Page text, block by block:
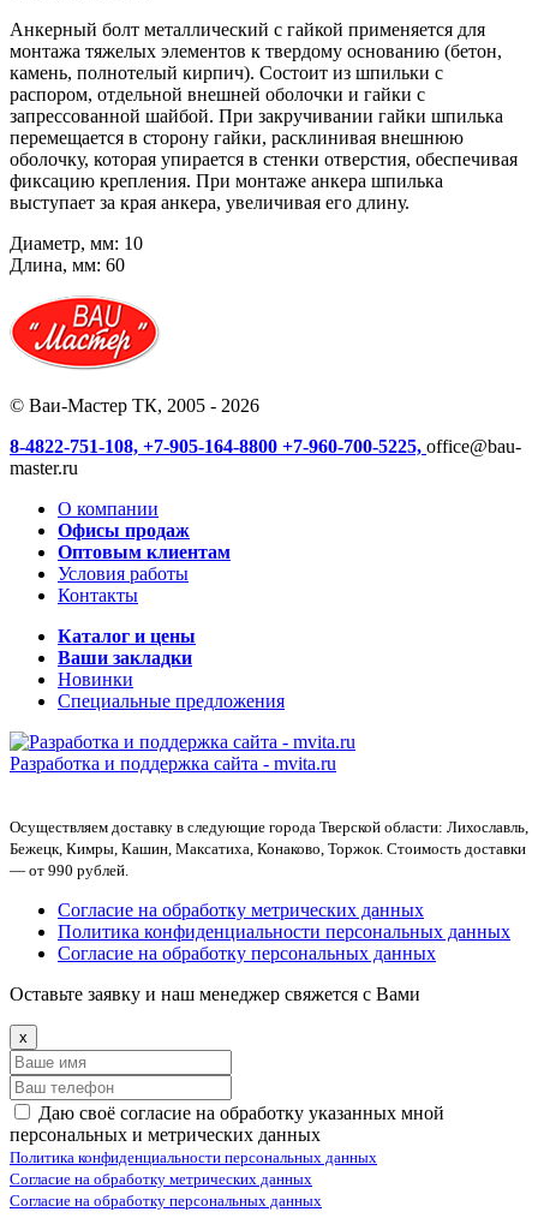
Анкерный болт металлический с гайкой применяется для
монтажа тяжелых элементов к твердому основанию (бетон,
камень, полнотелый кирпич). Состоит из шпильки с
распором, отдельной внешней оболочки и гайки с
запрессованной шайбой. При закручивании гайки шпилька
перемещается в сторону гайки, расклинивая внешнюю
оболочку, которая упирается в стенки отверстия, обеспечивая
фиксацию крепления. При монтаже анкера шпилька
выступает за края анкера, увеличивая его длину.
Диаметр, мм: 10
Длина, мм: 60
© Ваи-Мастер ТК, 2005 - 2026
8-4822-751-108, +7-905-164-8800 +7-960-700-5225, office@bau-
master.ru
О компании
Офисы продаж
Оптовым клиентам
Условия работы
Контакты
Каталог и цены
Ваши закладки
Новинки
Специальные предложения
Разработка и поддержка сайта - mvita.ru
Осуществляем доставку в следующие города Тверской области: Лихославль,
Бежецк, Кимры, Кашин, Максатиха, Конаково, Торжок. Стоимость доставки
— от 990 рублей.
Согласие на обработку метрических данных
Политика конфиденциальности персональных данных
Согласие на обработку персональных данных
Оставьте заявку и наш менеджер свяжется с Вами
x
Даю своё согласие на обработку указанных мной
персональных и метрических данных
Политика конфиденциальности персональных данных
Согласие на обработку метрических данных
Согласие на обработку персональных данных